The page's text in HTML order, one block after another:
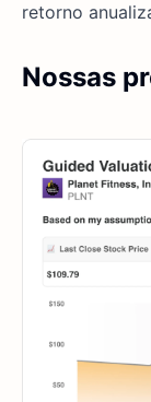
retorno
Nossas